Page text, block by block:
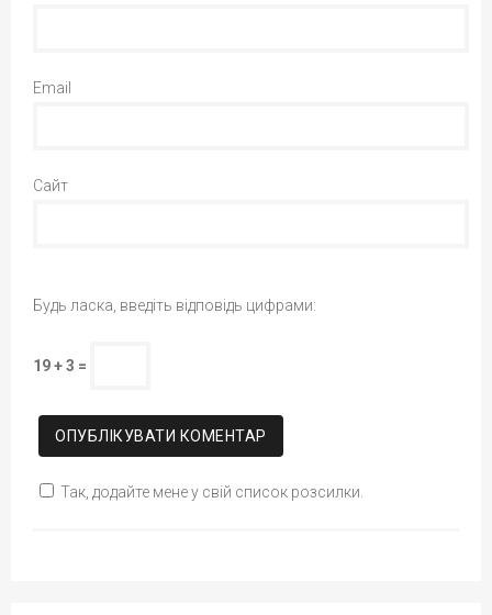
Email
Сайт
Будь ласка, введіть відповідь цифрами:
19 + 3 =
Так, додайте мене у свій список розсилки.